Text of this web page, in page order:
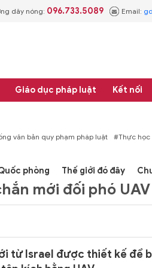
dây nóng: 096.733.5089 Email:
Giáo dục pháp luật Kết nối
văn bản quy phạm pháp luật #Thực
phòng Thế giới đó đây
mới đối phó
từ Israel được thiết kế để